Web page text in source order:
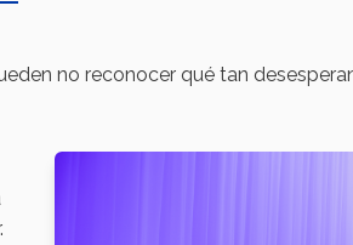
no reconocer qué tan